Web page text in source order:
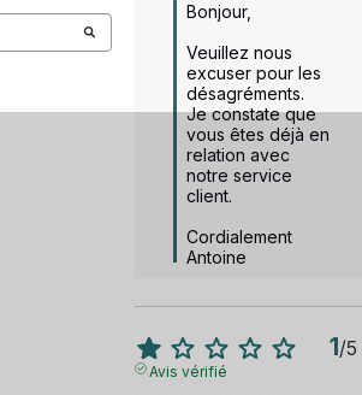
Bonjour,
Veuillez nous
excuser pour les
désagréments.
Je constate que
vous êtes déjà en
relation avec
notre service
client.
Cordialement
Antoine
1/5
Avis vérifié